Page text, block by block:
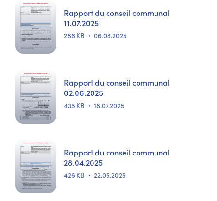
Rapport du conseil communal
11.07.2025
286 KB 06.08.2025
Rapport du conseil communal
02.06.2025
435 KB 18.07.2025
Rapport du conseil communal
28.04.2025
426 KB 22.05.2025